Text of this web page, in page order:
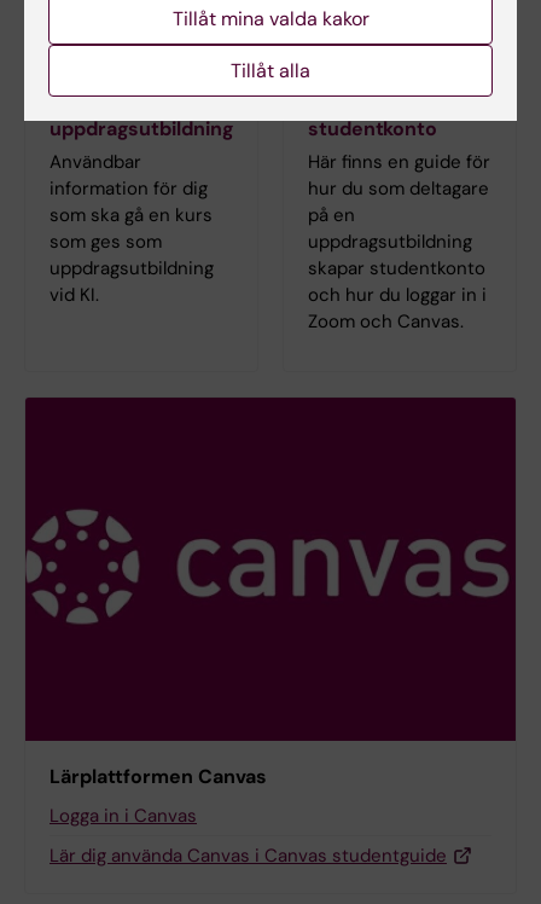
uppdragsutbildning
Användbar
information för dig
som ska gå en kurs
som ges som
uppdragsutbildning
vid KI.
studentkonto
Här finns en guide för
hur du som deltagare
på en
uppdragsutbildning
skapar studentkonto
och hur du loggar in i
Zoom och Canvas.
Lärplattformen Canvas
Logga in i Canvas
Lär dig använda Canvas i Canvas studentguide
Tillåt mina valda kakor
Tillåt alla